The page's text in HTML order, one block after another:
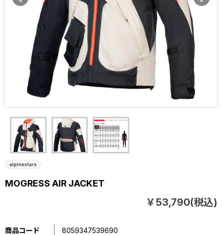
MOGRESS AIR JACKET
￥53,790(税込)
商品コード 8059347539690